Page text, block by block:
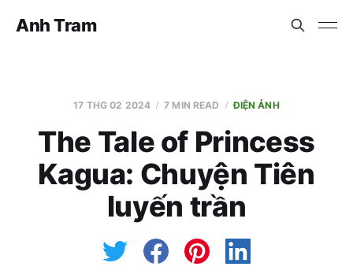
Anh Tram
17 THG 02 2024 7 MIN READ ĐIỆN ẢNH
The Tale of Princess
Kagua: Chuyện Tiên
luyến trần